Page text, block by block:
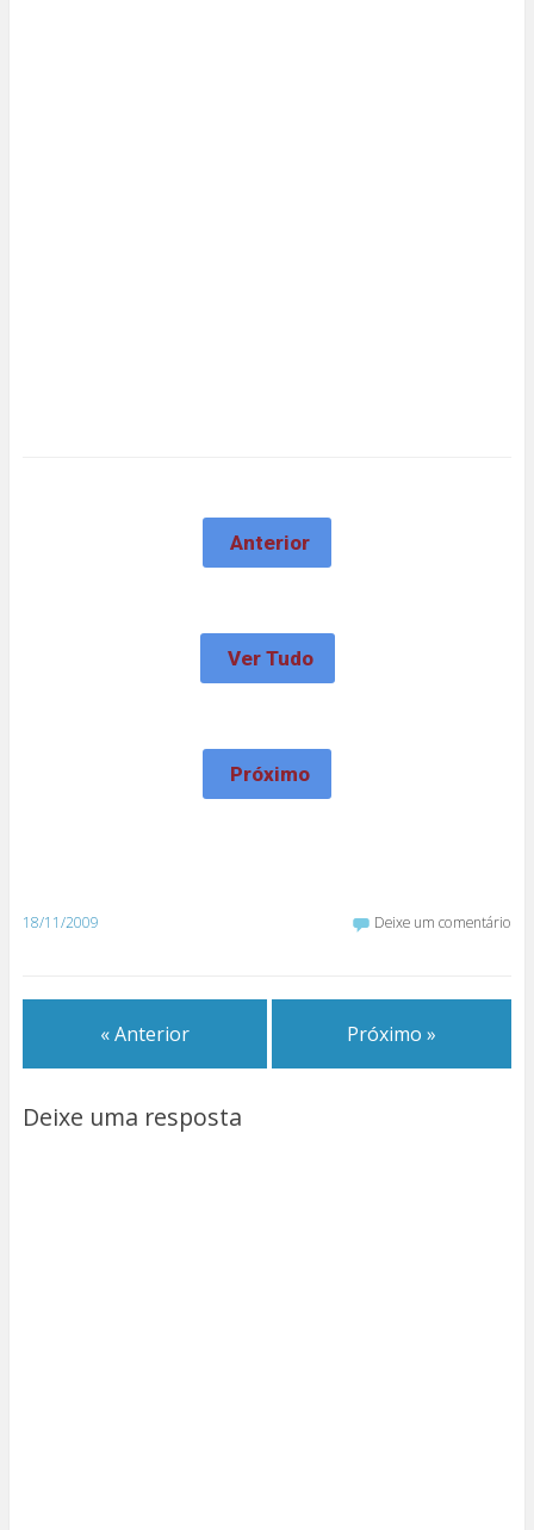
Anterior
Ver Tudo
Próximo
18/11/2009 Deixe um comentário
« Anterior Próximo »
Deixe uma resposta